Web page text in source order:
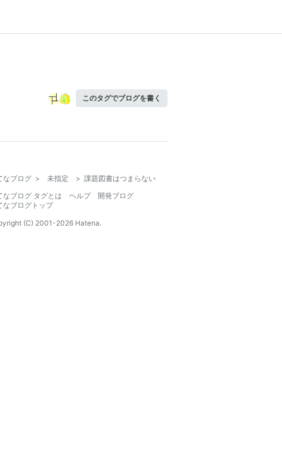
このタグでブログを書く
なブログ > 未指定 > 課題図書はつまらない
なブログ タグとは
ヘルプ
開発ブログ
なブログトップ
(C) 2001-2026 Hatena.